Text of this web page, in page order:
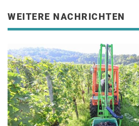
WEITERE NACHRICHTEN